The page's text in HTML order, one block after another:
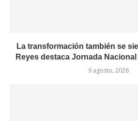
La transformación también se
Reyes destaca Jornada
9 agosto, 2026